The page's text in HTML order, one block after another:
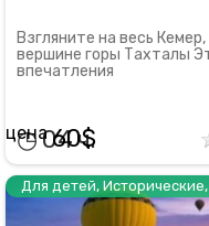
Взгляните на весь
вершине горы Тахталы
впечатления
04
60
Для детей,Исторические,